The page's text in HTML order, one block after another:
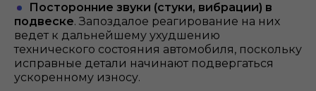
Посторонние звуки (стуки, вибрации) в
подвеске. Запоздалое реагирование на них
ведет к дальнейшему ухудшению
технического состояния автомобиля, поскольку
исправные детали начинают подвергаться
ускоренному износу.